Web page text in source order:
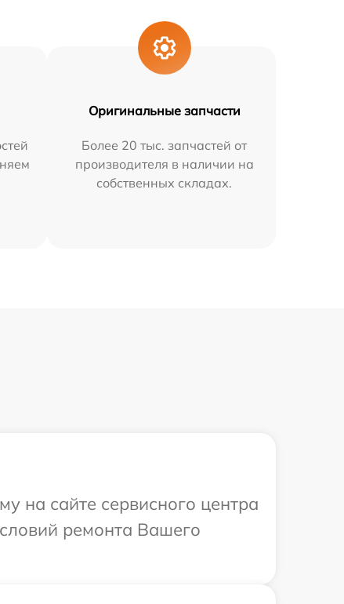
Оригинальные запчасти
Более 20 тыс. запчастей от
производителя в наличии на
собственных складах.
на сайте сервисного центра
ремонта Вашего